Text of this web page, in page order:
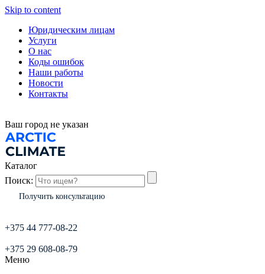
Skip to content
Юридическим лицам
Услуги
О нас
Коды ошибок
Наши работы
Новости
Контакты
Ваш город не указан
Каталог
Поиск:
Получить консультацию
+375 44 777-08-22
+375 29 608-08-79
Меню